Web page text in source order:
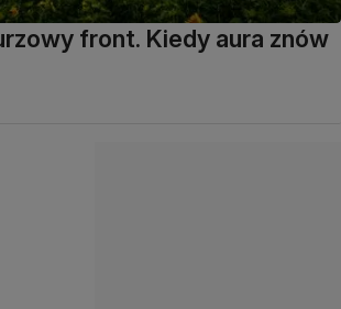
front. Kiedy aura znów